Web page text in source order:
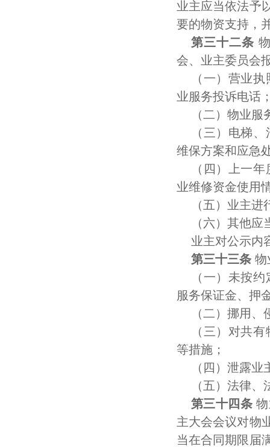
业主应当依法予
要的物资支持，
第三十二条
会、业主委员会
（一）营业
业服务投诉电话
（二）物业
（三）电梯
维保方案和应急
（四）上一
业维修资金使用
（五）业主
（六）其他
业主对公示内
第三十三条 物
（一）未按
服务保证金、押
（二）挪用
（三）对共
等措施；
（四）泄露
（五）法律
第三十四条
主大会会议对物
当在合同期限届